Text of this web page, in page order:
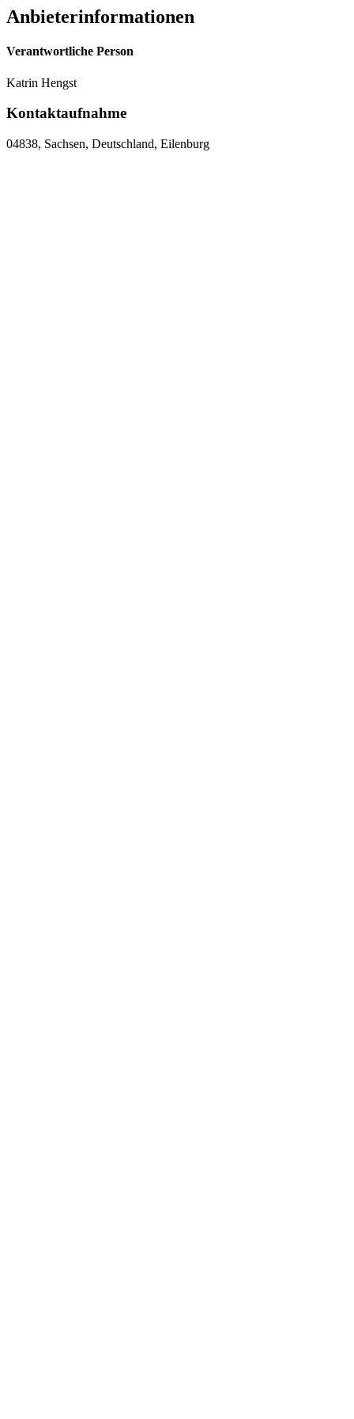
Anbieterinformationen
Verantwortliche Person
Katrin Hengst
Kontaktaufnahme
04838, Sachsen, Deutschland, Eilenburg